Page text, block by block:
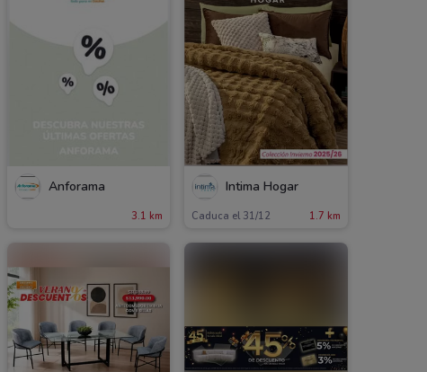
Anforama
3.1 km
Íntima Hogar
Caduca el 31/12 1.7 km